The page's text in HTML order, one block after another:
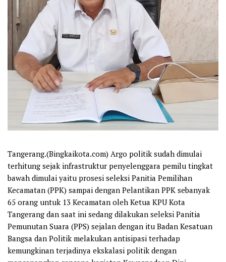
Tangerang.(Bingkaikota.com) Argo politik sudah dimulai
terhitung sejak infrastruktur penyelenggara pemilu tingkat
bawah dimulai yaitu prosesi seleksi Panitia Pemilihan
Kecamatan (PPK) sampai dengan Pelantikan PPK sebanyak
65 orang untuk 13 Kecamatan oleh Ketua KPU Kota
Tangerang dan saat ini sedang dilakukan seleksi Panitia
Pemunutan Suara (PPS) sejalan dengan itu Badan Kesatuan
Bangsa dan Politik melakukan antisipasi terhadap
kemungkinan terjadinya ekskalasi politik dengan